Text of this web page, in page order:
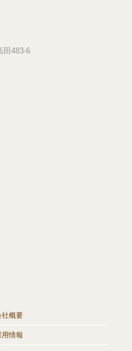
田483-6
社概要
用情報